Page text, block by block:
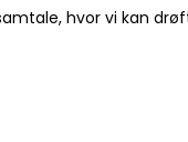
hvor vi kan